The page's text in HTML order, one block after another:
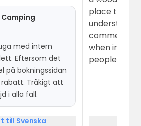
haben.
wir ein Haus mit
dargestellt
haben wir ein
gekommenes
interner
Trockentoilette,
dem
med intern
Eftersom det
på bokningssidan
Tråkigt att
i alla fall.
till Svenska
place that
understand
comments
when in
people!